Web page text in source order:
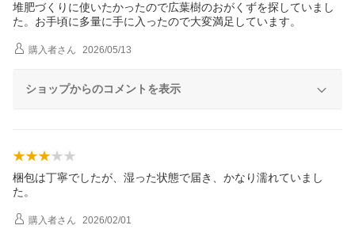
堆肥づくりに使いたかったので広葉樹のおがくずを探していまし
た。お手頃に多量に手に入ったので大変満足しています。
購入者さん 2026/05/13
ショップからのコメントを表示
梱包は丁寧でしたが、湿った状態で届き、かなり濡れていまし
た。
購入者さん 2026/02/01